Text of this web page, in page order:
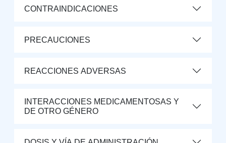
CONTRAINDICACIONES
PRECAUCIONES
REACCIONES ADVERSAS
INTERACCIONES MEDICAMENTOSAS Y
DE OTRO GÉNERO